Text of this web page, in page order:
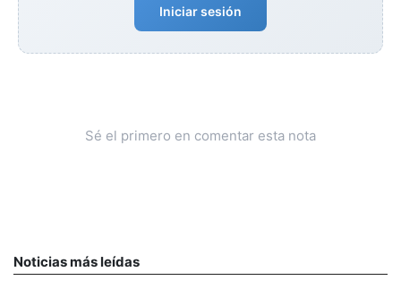
Iniciar sesión
Sé el primero en comentar esta nota
Noticias más leídas